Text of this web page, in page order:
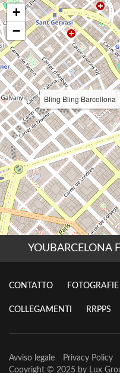
YOUBARCELONA
CONTATTO FOTOGRAFIE
COLLEGAMENTI RRPPS
Avviso legale Privacy Policy
Copyright © 2025 by Lux